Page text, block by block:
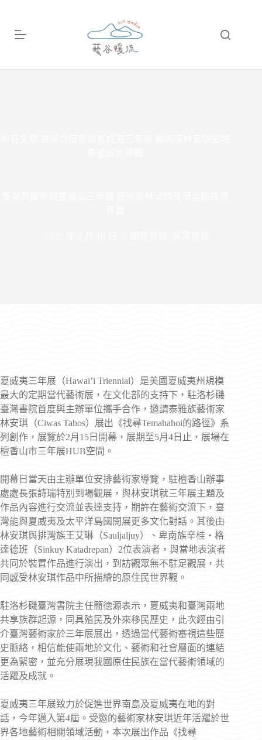
夏威夷三年展（Hawai’i Triennial）是美國夏威夷州規模
最大的定期當代藝術展，在文化部的支持下，駐洛杉磯
臺灣書院首度與主辦單位攜手合作，邀請泰雅族藝術家
林安琪（Ciwas Tahos）展出《找尋Temahahoi的路徑》系
列創作，展覽於2月15日開幕，展期至5月4日止，展場在
檀香山市三年展HUB空間。
開幕日當天由主辦單位安排藝術家導覽，駐檀香山辦事
處處長張詩瑞特別到場觀展，與林安琪就三年展主題及
作品內容進行交流並表達支持，期許在藝術交流下，臺
灣能與夏威夷及太平洋島國開展更多文化對話。其後由
林安琪與排灣族王艾琳（Sauljaljuy）、卑南族辛桂‧格
達德班（Sinkuy Katadrepan）2位表演者，與當地表演者
共同於裝置作品進行演出，到訪觀眾無不駐足觀展，共
同感受林安琪作品中所描繪的原住民世界觀。
駐洛杉磯臺灣書院主任簡德源表示，夏威夷和臺灣兩地
共享族群起源，同具殖民及外來移民歷史，此次經由引
介臺灣藝術家於三年展展出，透過當代藝術審視這些歷
史脈絡，相信能使兩地於文化、藝術和社會層面的連結
更為緊密，並充分展現我國原住民族在當代藝術領域的
活躍及成就。
夏威夷三年展致力於促進世界南島及夏威夷在地的對
話，今年邁入第4屆。受邀的藝術家林安琪近年活躍於世
界各地藝術相關領域活動，本次展出作品《找尋